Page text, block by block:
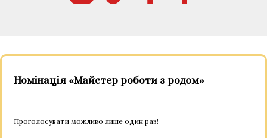
Номінація «Майстер роботи з родом»
Проголосувати можливо лише один раз!